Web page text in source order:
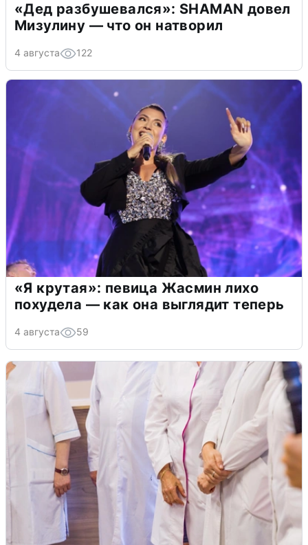
«Дед разбушевался»: SHAMAN довел
Мизулину — что он натворил
4 августа 122
«Я крутая»: певица Жасмин лихо
похудела — как она выглядит теперь
4 августа 59